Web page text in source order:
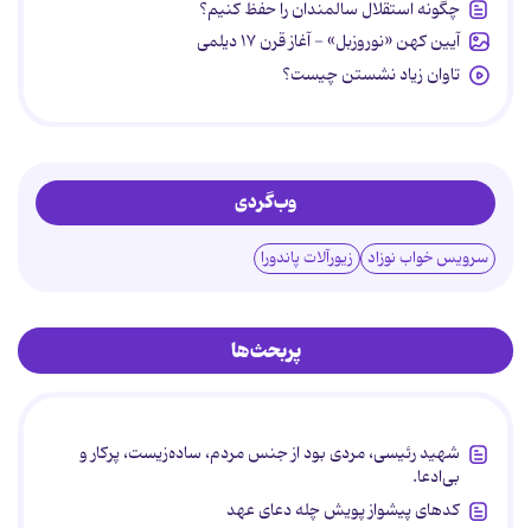
چگونه استقلال سالمندان را حفظ کنیم؟
آیین کهن «نوروزبل» - آغاز قرن ۱۷ دیلمی
تاوان زیاد نشستن چیست؟
وب‌گردی
سرویس خواب نوزاد زیورآلات پاندورا
پربحث‌ها
شهید رئیسی، مردی بود از جنس مردم، ساده‌زیست، پرکار و
بی‌ادعا.
کدهای پیشواز پویش چله دعای عهد